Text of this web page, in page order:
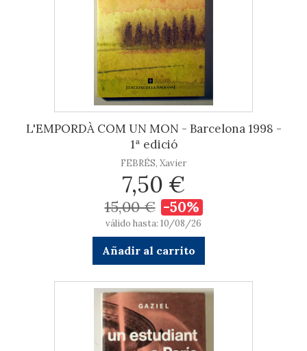
L'EMPORDÀ COM UN MON - Barcelona 1998 -
1ª edició
FEBRÉS, Xavier
7,50 €
15,00 € -50%
válido hasta: 10/08/26
Añadir al carrito